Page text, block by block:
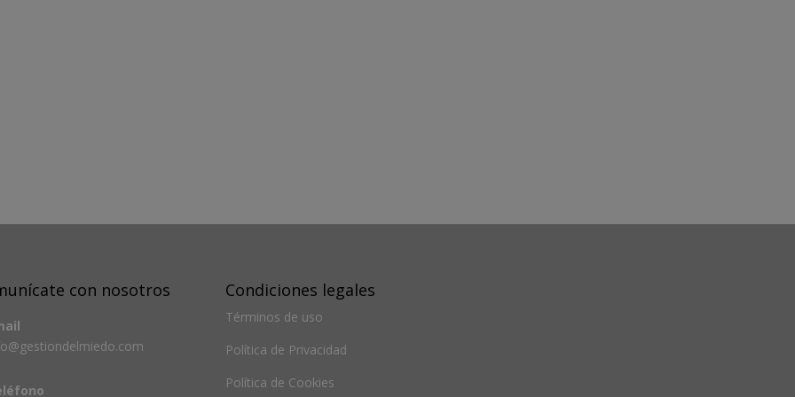
con nosotros Condiciones legales
Términos de uso
Política de Privacidad
Política de Cookies